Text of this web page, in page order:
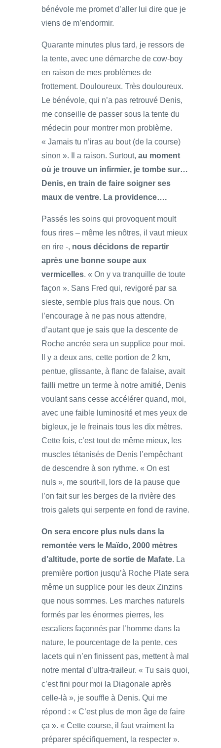
bénévole me promet d’aller lui dire que je
viens de m’endormir.
Quarante minutes plus tard, je ressors de
la tente, avec une démarche de cow-boy
en raison de mes problèmes de
frottement. Douloureux. Très douloureux.
Le bénévole, qui n’a pas retrouvé Denis,
me conseille de passer sous la tente du
médecin pour montrer mon problème.
« Jamais tu n’iras au bout (de la course)
sinon ». Il a raison. Surtout, au moment
où je trouve un infirmier, je tombe sur…
Denis, en train de faire soigner ses
maux de ventre. La providence….
Passés les soins qui provoquent moult
fous rires – même les nôtres, il vaut mieux
en rire -, nous décidons de repartir
après une bonne soupe aux
vermicelles. « On y va tranquille de toute
façon ». Sans Fred qui, revigoré par sa
sieste, semble plus frais que nous. On
l’encourage à ne pas nous attendre,
d’autant que je sais que la descente de
Roche ancrée sera un supplice pour moi.
Il y a deux ans, cette portion de 2 km,
pentue, glissante, à flanc de falaise, avait
failli mettre un terme à notre amitié, Denis
voulant sans cesse accélérer quand, moi,
avec une faible luminosité et mes yeux de
bigleux, je le freinais tous les dix mètres.
Cette fois, c’est tout de même mieux, les
muscles tétanisés de Denis l’empêchant
de descendre à son rythme. « On est
nuls », me sourit-il, lors de la pause que
l’on fait sur les berges de la rivière des
trois galets qui serpente en fond de ravine.
On sera encore plus nuls dans la
remontée vers le Maïdo, 2000 mètres
d’altitude, porte de sortie de Mafate. La
première portion jusqu’à Roche Plate sera
même un supplice pour les deux Zinzins
que nous sommes. Les marches naturels
formés par les énormes pierres, les
escaliers façonnés par l’homme dans la
nature, le pourcentage de la pente, ces
lacets qui n’en finissent pas, mettent à mal
notre mental d’ultra-traileur. « Tu sais quoi,
c’est fini pour moi la Diagonale après
celle-là », je souffle à Denis. Qui me
répond : « C’est plus de mon âge de faire
ça ». « Cette course, il faut vraiment la
préparer spécifiquement, la respecter ».